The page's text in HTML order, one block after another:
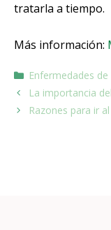
tratarla a tiempo.
Más información:
Enfermedades de
La importancia
Razones para ir